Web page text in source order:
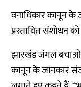
वनाधिकार कानून के
प्रस्तावित संशोधन
झारखंड जंगल
कानून के जानकार